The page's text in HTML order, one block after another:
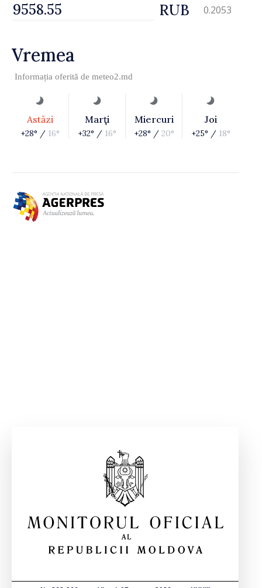
RUB 0.2053
Vremea
Informația oferită de meteo2.md
Astăzi
+28° / 16°
Marţi
+32° / 16°
Miercuri
+28° / 20°
Joi
+25° / 18°